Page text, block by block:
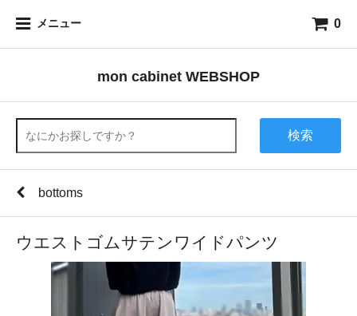
メニュー 0
mon cabinet WEBSHOP
検索
bottoms
ウエストゴムサテンワイドパンツ